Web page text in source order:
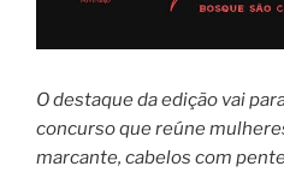
O destaque da edição vai
concurso que reúne
marcante, cabelos com